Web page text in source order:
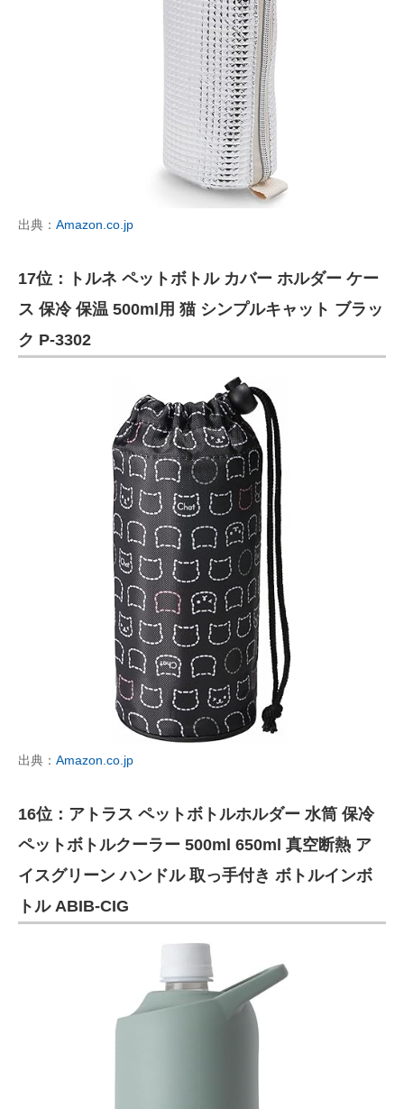
出典： Amazon.co.jp
17位：トルネ ペットボトル カバー ホルダー ケー
ス 保冷 保温 500ml用 猫 シンプルキャット ブラッ
ク P-3302
出典： Amazon.co.jp
16位：アトラス ペットボトルホルダー 水筒 保冷
ペットボトルクーラー 500ml 650ml 真空断熱 ア
イスグリーン ハンドル 取っ手付き ボトルインボ
トル ABIB-CIG